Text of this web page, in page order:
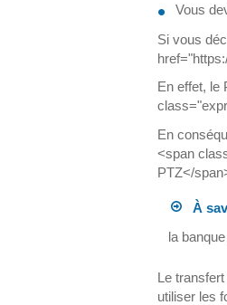
Vous
Si vous
En effet, le
En
<span
PTZ</
À
la
Le
utiliser les